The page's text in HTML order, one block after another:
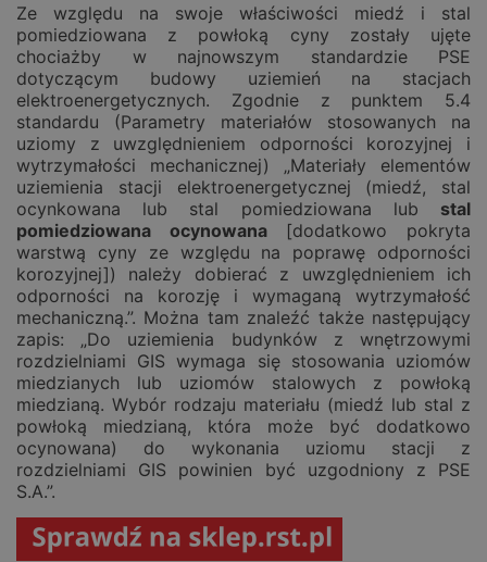
Ze względu na swoje właściwości miedź i stal
pomiedziowana z powłoką cyny zostały ujęte
chociażby w najnowszym standardzie PSE
dotyczącym budowy uziemień na stacjach
elektroenergetycznych. Zgodnie z punktem 5.4
standardu (Parametry materiałów stosowanych na
uziomy z uwzględnieniem odporności korozyjnej i
wytrzymałości mechanicznej) „Materiały elementów
uziemienia stacji elektroenergetycznej (miedź, stal
ocynkowana lub stal pomiedziowana lub stal
pomiedziowana ocynowana[dodatkowo pokryta
warstwą cyny ze względu na poprawę odporności
korozyjnej]) należy dobierać z uwzględnieniem ich
odporności na korozję i wymaganą wytrzymałość
mechaniczną.”. Można tam znaleźć także następujący
zapis: „Do uziemienia budynków z wnętrzowymi
rozdzielniami GIS wymaga się stosowania uziomów
miedzianych lub uziomów stalowych z powłoką
miedzianą. Wybór rodzaju materiału (miedź lub stal z
powłoką miedzianą, która może być dodatkowo
ocynowana) do wykonania uziomu stacji z
rozdzielniami GIS powinien być uzgodniony z PSE
S.A.”.